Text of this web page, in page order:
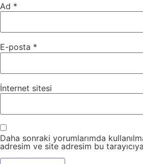
Ad *
E-posta *
İnternet sitesi
Daha sonraki yorumlarımda
adresim ve site adresim bu